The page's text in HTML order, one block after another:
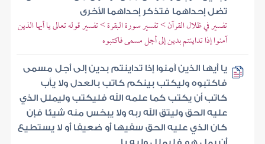
تضل إحداهما فتذكر إحداهما الأخرى
تفسير في ظلال القرآن > تفسير سورة البقرة > تفسير قوله تعالى يا أيها الذين
آمنوا إذا تداينتم بدين إلى أجل مسمى فاكتبوه
يا أيها الذين آمنوا إذا تداينتم بدين إلى أجل مسمى
فاكتبوه وليكتب بينكم كاتب بالعدل ولا يأب
كاتب أن يكتب كما علمه الله فليكتب وليملل الذي
عليه الحق وليتق الله ربه ولا يبخس منه شيئا فإن
كان الذي عليه الحق سفيها أو ضعيفا أو لا يستطيع